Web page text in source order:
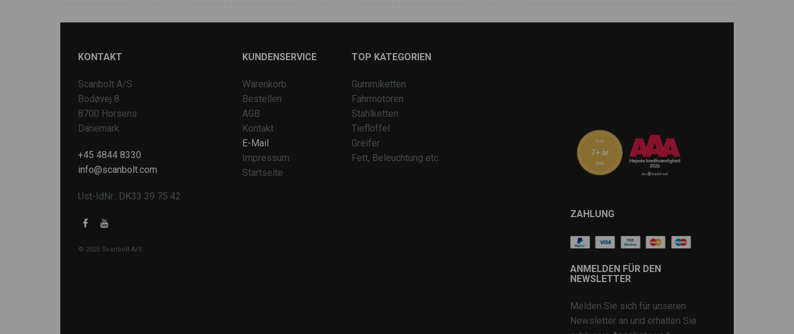
KONTAKT
Scanbolt A/S
Bodøvej 8
8700 Horsens
Dänemark
+45 4844 8330
info@scanbolt.com
Ust-IdNr.: DK33 39 75 42
© 2025 Scanbolt A/S
KUNDENSERVICE
Warenkorb
Bestellen
AGB
Kontakt
E-Mail
Impressum
Startseite
TOP KATEGORIEN
Gummiketten
Fahrmotoren
Stahlketten
Tieflöffel
Greifer
Fett, Beleuchtung etc.
ZAHLUNG
ANMELDEN FÜR DEN
NEWSLETTER
Melden Sie sich für unseren
Newsletter an und erhalten Sie